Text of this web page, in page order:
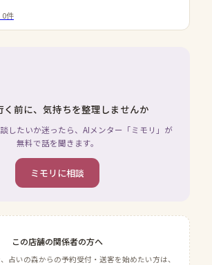
0件
く前に、気持ちを整理しませんか
したいか迷ったら、AIメンター「ミモリ」が
無料で話を聞きます。
ミモリに相談
この店舗の関係者の方へ
占いの森からの予約受付・送客を始めたい方は、